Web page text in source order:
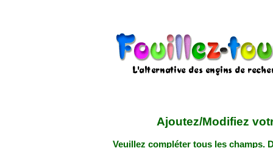
Ajoutez/Modifiez
Veuillez compléter tous les champs.